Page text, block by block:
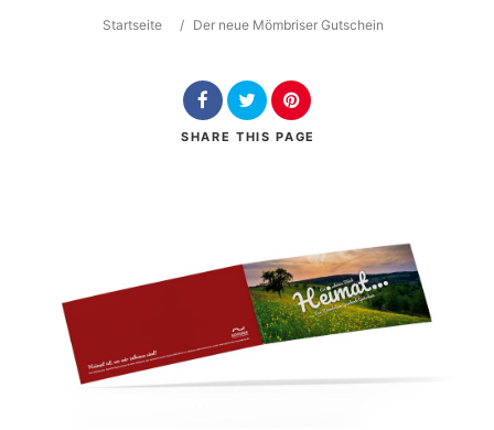
Search
Startseite / Der neue Mömbriser Gutschein
SHARE THIS PAGE